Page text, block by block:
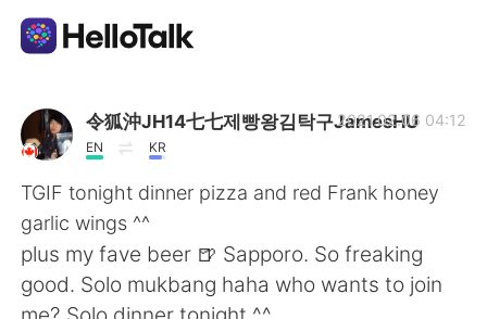
Aplikasi Pertukaran Bahasa
AI Grammar Checker
Indonesia
令狐沖JH14七七제빵왕김탁구JamesHU
EN KR
2021.02.06 04:12
TGIF tonight dinner pizza and red Frank honey
garlic wings ^^
plus my fave beer 🍺 Sapporo. So freaking
good. Solo mukbang haha who wants to join